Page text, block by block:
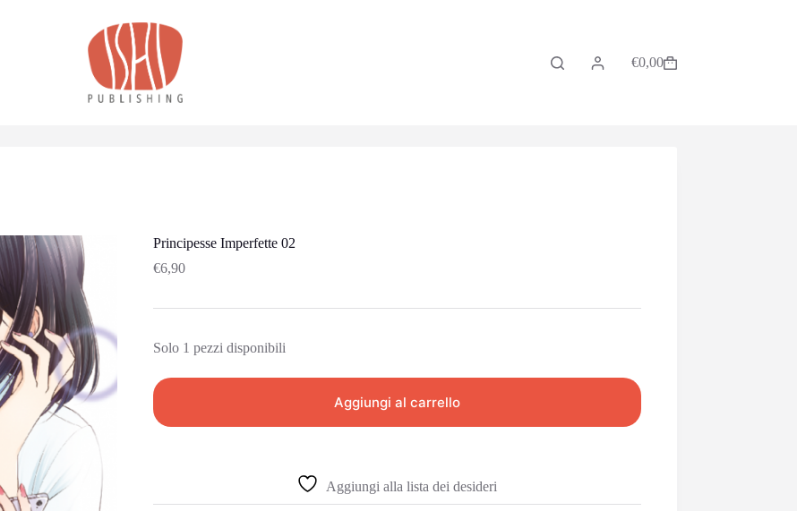
€0,00
Principesse Imperfette 02
€6,90
Solo 1 pezzi disponibili
Aggiungi al carrello
Aggiungi alla lista dei desideri